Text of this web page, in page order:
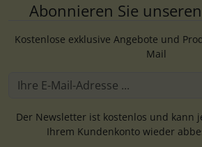
Abonnieren Sie
Kostenlose exklusive Angebote und
Mail
Der Newsletter ist kostenlos und kann
Ihrem Kundenkonto wieder